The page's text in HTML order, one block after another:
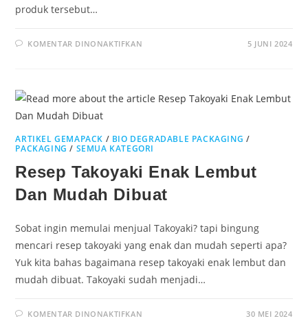
produk tersebut…
KOMENTAR DINONAKTIFKAN 5 JUNI 2024
ARTIKEL GEMAPACK / BIO DEGRADABLE PACKAGING /
PACKAGING / SEMUA KATEGORI
Resep Takoyaki Enak Lembut
Dan Mudah Dibuat
Sobat ingin memulai menjual Takoyaki? tapi bingung
mencari resep takoyaki yang enak dan mudah seperti apa?
Yuk kita bahas bagaimana resep takoyaki enak lembut dan
mudah dibuat. Takoyaki sudah menjadi…
KOMENTAR DINONAKTIFKAN 30 MEI 2024